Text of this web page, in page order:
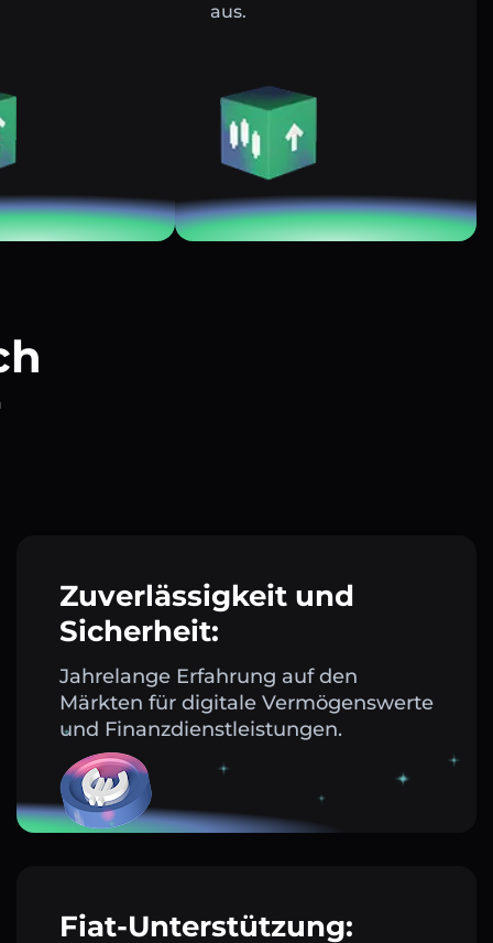
aus.
Zuverlässigkeit und
Sicherheit:
Jahrelange Erfahrung auf den
Märkten für digitale Vermögenswerte
und Finanzdienstleistungen.
Fiat-Unterstützung: